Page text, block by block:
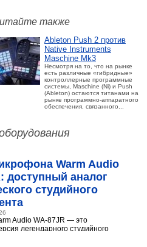
также
Ableton Push 2 против
Native Instruments
Maschine Mk3
Несмотря на то, что на рынке
есть различные «гибридные»
контроллерные программные
системы, Maschine (Ni) и Push
(Ableton) остаются титанами на
рынке программно-аппаратного
обеспечения, связанного...
Warm Audio
доступный аналог
студийного
Audio WA‑87JR — это
легендарного студийного